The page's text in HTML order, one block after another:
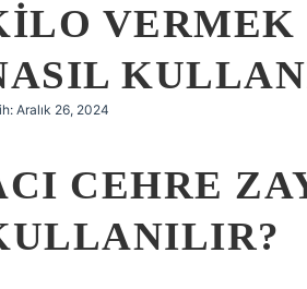
VERMEK
Aralık 26, 2024
CEHRE